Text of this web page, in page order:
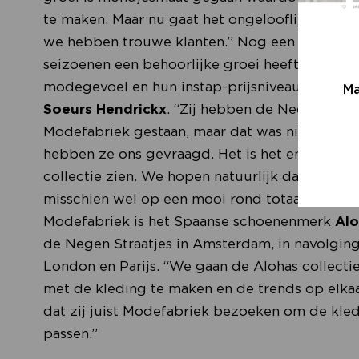
te maken. Maar nu gaat het ongelooflijk hard,
we hebben trouwe klanten.” Nog een
seizoenen een behoorlijke groei heeft
modegevoel en hun instap-prijsniveau werkt
Soeurs Hendrickx. “Zij hebben de
Modefabriek gestaan, maar dat was niet meer
hebben ze ons gevraagd. Het is het enige merk
collectie zien. We hopen natuurlijk dat we
misschien wel op een mooi rond totaal van
Modefabriek is het Spaanse schoenenmerk
de Negen Straatjes in Amsterdam, in
London en Parijs. “We gaan de Alohas
met de kleding te maken en de trends op
dat zij juist Modefabriek bezoeken om de
passen.”